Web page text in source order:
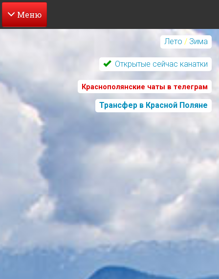
Перейти
содержанию
Лето / Зима
Открытые сейчас канатки
Краснополянские чаты в телеграм
Трансфер в Красной Поляне